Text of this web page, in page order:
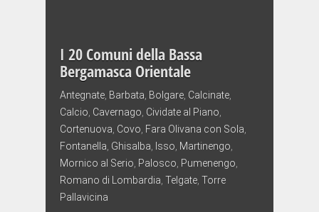
I 20 Comuni della Bassa
Bergamasca Orientale
Antegnate Barbata Bolgare Calcinate
Calcio Cavernago Cividate al Piano
Cortenuova Covo Fara Olivana con Sola
Fontanella Ghisalba Isso Martinengo
Mornico al Serio Palosco Pumenengo
Romano di Lombardia Telgate Torre
Pallavicina